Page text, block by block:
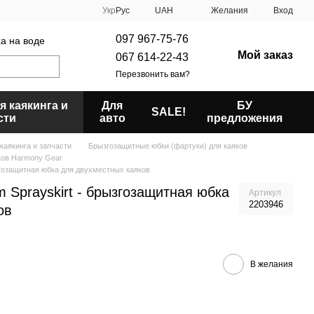
Укр Рус UAH Желания Вход
на воде
097 967-75-76
067 614-22-43
Перезвонить вам?
Мой заказ
каякинга и
Для
авто
SALE!
БУ
предложения
и запчасти
Брызгозащитные юбки (фартуки) для каяков
Harmony Gear
юбка для двухместных каяков
Sprayskirt - брызгозащитная юбка
Артикул
2203946
В желания